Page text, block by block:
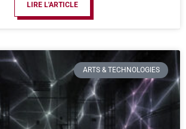
LIRE L'ARTICLE
ARTS & TECHNOLOGIES